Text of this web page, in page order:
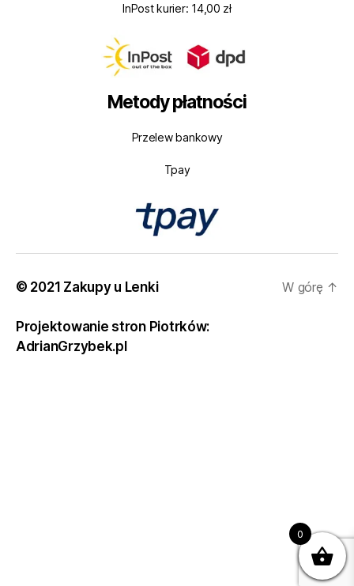
InPost kurier: 14,00 zł
Metody płatności
Przelew bankowy
Tpay
© 2021 Zakupy u Lenki
Projektowanie stron Piotrków:
AdrianGrzybek.pl
W górę ↑
0